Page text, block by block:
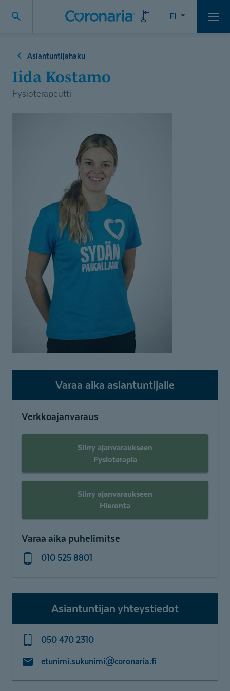
FI
Asiantuntijahaku
Iida Kostamo
Fysioterapeutti
Varaa aika asiantuntijalle
Verkkoajanvaraus
Siirry ajanvaraukseen
Fysioterapia
Siirry ajanvaraukseen
Hieronta
Varaa aika puhelimitse
010 525 8801
Asiantuntijan yhteystiedot
050 470 2310
etunimi.sukunimi@coronaria.fi